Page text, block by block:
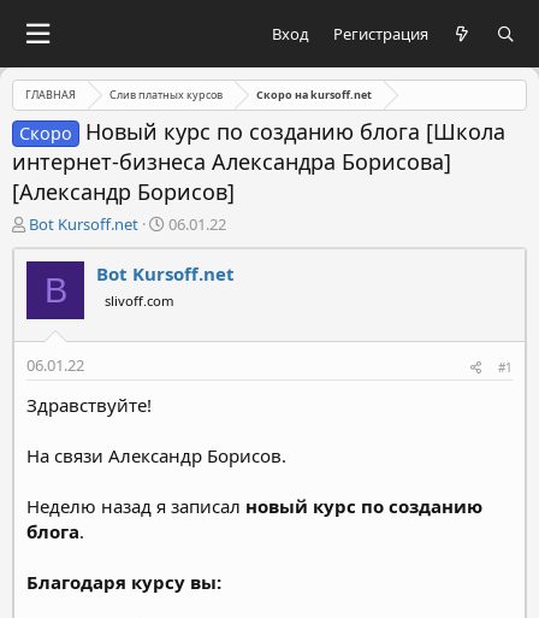
Вход Регистрация
ГЛАВНАЯ Слив платных курсов Скоро на kursoff.net
Скоро
Новый курс по созданию блога [Школа
интернет-бизнеса Александра Борисова]
[Александр Борисов]
А
в
т
м
ы
Bot Kursoff.net
Д
а
т
а
н
а
06.01.22
B Bot Kursoff.net
slivoff.com
06.01.22 #1
Здравствуйте!
На связи Александр Борисов.
Неделю назад я записал новый курс по созданию
блога.
Благодаря курсу вы: